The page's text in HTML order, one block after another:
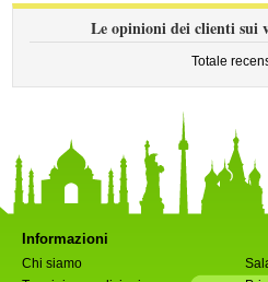
Le opinioni dei clienti sui
Totale
Informazioni
Chi siamo